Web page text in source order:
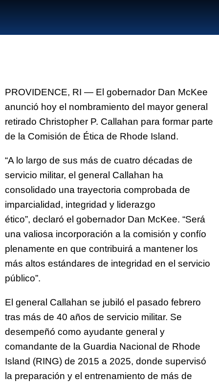
PROVIDENCE, RI — El gobernador Dan McKee
anunció hoy el nombramiento del mayor general
retirado Christopher P. Callahan para formar parte
de la Comisión de Ética de Rhode Island.
“A lo largo de sus más de cuatro décadas de
servicio militar, el general Callahan ha
consolidado una trayectoria comprobada de
imparcialidad, integridad y liderazgo
ético”, declaró el gobernador Dan McKee. “Será
una valiosa incorporación a la comisión y confío
plenamente en que contribuirá a mantener los
más altos estándares de integridad en el servicio
público”.
El general Callahan se jubiló el pasado febrero
tras más de 40 años de servicio militar. Se
desempeñó como ayudante general y
comandante de la Guardia Nacional de Rhode
Island (RING) de 2015 a 2025, donde supervisó
la preparación y el entrenamiento de más de